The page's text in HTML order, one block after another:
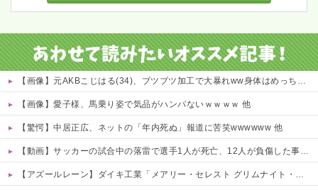
【画像】元AKBこじはる(34)、ブツブツ加工で大暴れww身体はめっちゃいいのにな・・・ 他
【画像】愛子様、馬乗り姿で気品がハンパないｗｗｗｗ 他
【驚愕】中居正広、ネットの「年内死ぬ」報道に苦笑wwwwww 他
【動画】サッカーの試合中の落雷で選手1人が死亡、12人が負傷した事故。
【アズールレーン】ダイキ工業「メアリー・セレスト グリムナイト・リーパー」フィギュア【10日予約開始】